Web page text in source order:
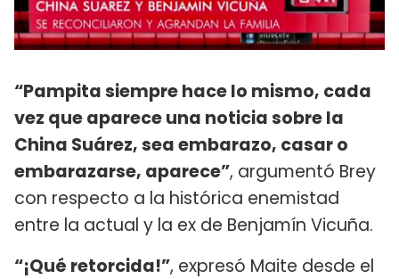
“Pampita siempre hace lo mismo, cada
vez que aparece una noticia sobre la
China Suárez, sea embarazo, casar o
embarazarse, aparece”, argumentó Brey
con respecto a la histórica enemistad
entre la actual y la ex de Benjamín Vicuña.
“¡Qué retorcida!”, expresó Maite desde el